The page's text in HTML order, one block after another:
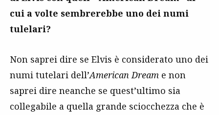
cui a volte sembrerebbe uno dei numi
tulelari?
Non saprei dire se Elvis è considerato uno dei
numi tutelari dell’American Dream e non
saprei dire neanche se quest’ultimo sia
collegabile a quella grande sciocchezza che è